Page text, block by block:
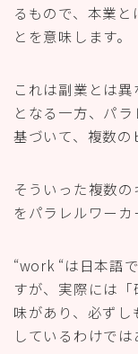
るもので、本業
とを意味します。
これは副業とは
となる一方、パ
基づいて、複数の
そういった複数
をパラレルワーカ
“work “は日本語
すが、実際には
味があり、必ず
しているわけでは